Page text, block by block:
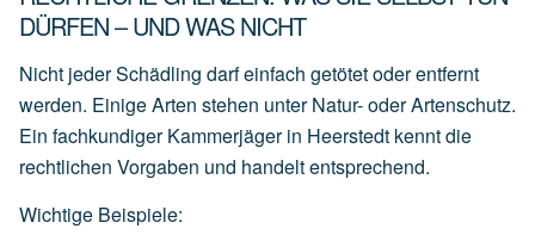
DÜRFEN – UND WAS NICHT
Nicht jeder Schädling darf einfach getötet oder entfernt
werden. Einige Arten stehen unter Natur- oder Artenschutz.
Ein fachkundiger Kammerjäger in Heerstedt kennt die
rechtlichen Vorgaben und handelt entsprechend.
Wichtige Beispiele: